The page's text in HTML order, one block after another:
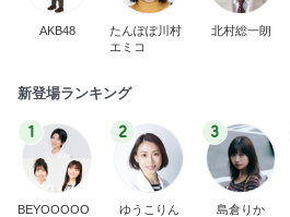
AKB48
たんぽぽ川村
エミコ
北村総一朗
新登場ランキング
1
BEYOOOOO
2
ゆうこりん
3
島倉りか